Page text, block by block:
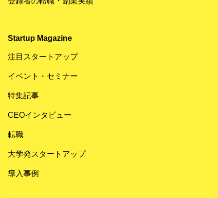
Startup Magazine
注目スタートアップ
イベント・セミナー
特集記事
CEOインタビュー
転職
大学発スタートアップ
導入事例